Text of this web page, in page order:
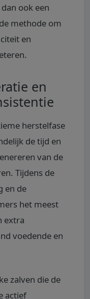
ook een
methode om
en
en
herstelfase
de tijd en
van de
Tijdens de
en de
het meest
extra
voedende en
zalven die de
actief